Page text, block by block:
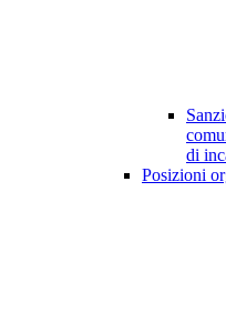
di
Posizioni